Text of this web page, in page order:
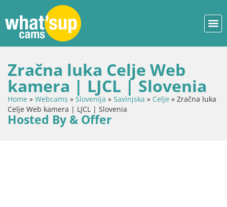
Zračna luka Celje Web
kamera | LJCL | Slovenia
Home » Webcams » Slovenija » Savinjska » Celje » Zračna luka
Celje Web kamera | LJCL | Slovenia
Hosted By & Offer